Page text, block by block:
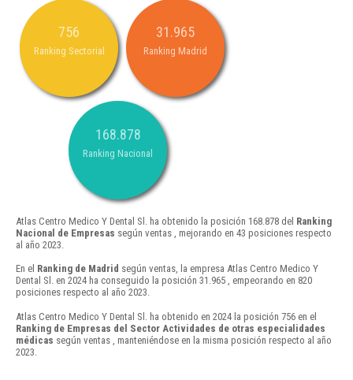
756
Ranking Sectorial
31.965
Ranking Madrid
168.878
Ranking Nacional
Atlas Centro Medico Y Dental Sl. ha obtenido la posición 168.878 del Ranking
Nacional de Empresas según ventas , mejorando en 43 posiciones respecto
al año 2023.
En el Ranking de Madrid según ventas, la empresa Atlas Centro Medico Y
Dental Sl. en 2024 ha conseguido la posición 31.965 , empeorando en 820
posiciones respecto al año 2023.
Atlas Centro Medico Y Dental Sl. ha obtenido en 2024 la posición 756 en el
Ranking de Empresas del Sector Actividades de otras especialidades
médicas según ventas , manteniéndose en la misma posición respecto al año
2023.